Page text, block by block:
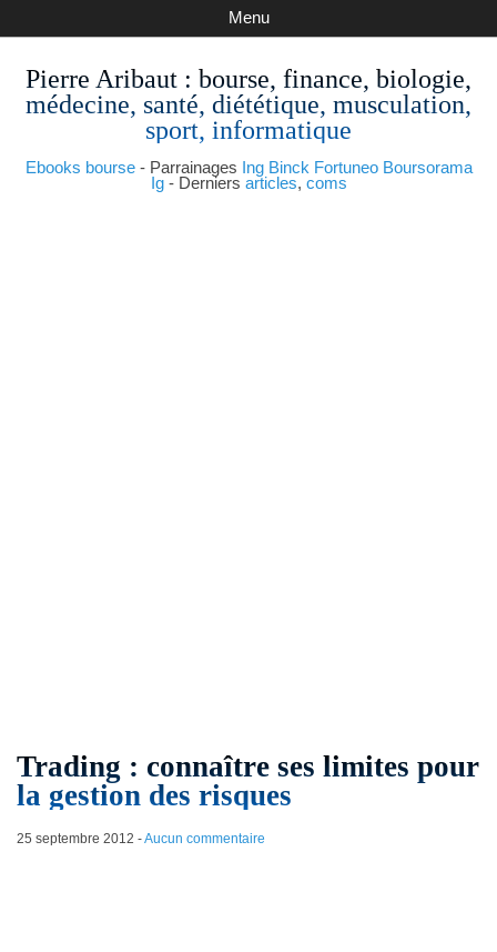
Pierre Aribaut : bourse, finance, biologie,
médecine, santé, diététique, musculation,
sport, informatique
Ebooks bourse- Parrainages Ing Binck Fortuneo Boursorama
Ig- Derniers articles, coms
Menu
Trading : connaître ses limites pour
la gestion des risques
25 septembre 2012 -Aucun commentaire